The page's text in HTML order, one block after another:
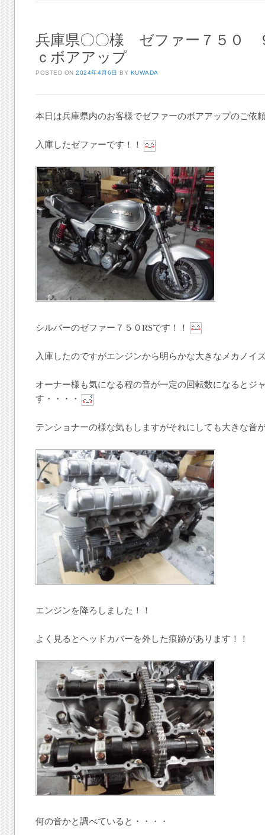
兵庫県〇〇様 ゼファー７５０
ｃボアアップ
POSTED ON2024年4月6日 BY KUWADA
本日は兵庫県内のお客様でゼファーのボアアップのご依
入庫したゼファーです！！
シルバーのゼファー７５０RSです！！
入庫したのですがエンジンから明らかな大きなメカノイ
オーナー様も気になる程の音が一定の回転数になるとジ
す・・・・
テンショナーの様な気もしますがそれにしても大きな音
エンジンを降ろしました！！
よく見るとヘッドカバーを外した痕跡があります！！
何の音かと調べていると・・・・